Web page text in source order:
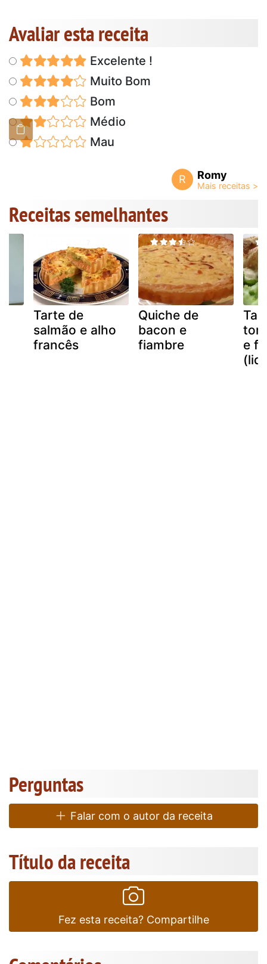
Avaliar esta receita
Excelente !
Muito Bom
Bom
Médio
Mau
R Romy
Receitas semelhantes
Tarte de
salmão e alho
francês
Quiche de
bacon e
fiambre
e
Perguntas
Falar com o autor da receita
Título da receita
Fez esta receita? Compartilhe